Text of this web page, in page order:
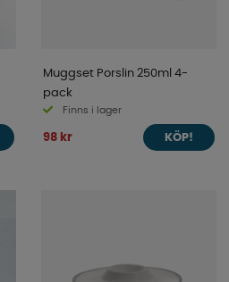
Muggset Porslin 250ml 4-
pack
Finns i lager
98 kr KÖP!